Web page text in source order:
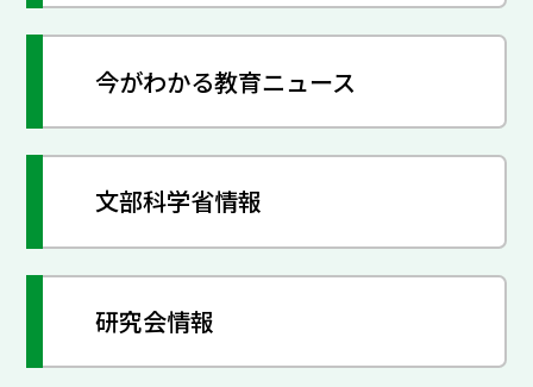
今がわかる教育ニュース
文部科学省情報
研究会情報